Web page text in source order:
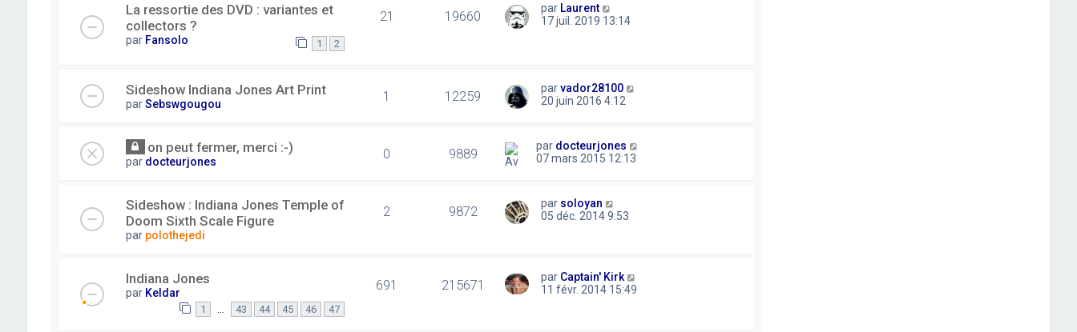
La ressortie des DVD : variantes et
collectors ?
par Fansolo 1 2
21 19660 par Laurent
17 juil. 2019 13:14
Sideshow Indiana Jones Art Print
parSebswgougou 1 12259 parvador28100
20 juin 2016 4:12
on peut fermer, merci :-)
par docteurjones 0 9889 par docteurjones
07 mars 2015 12:13
Sideshow : Indiana Jones Temple of
Doom Sixth Scale Figure
par polothejedi
2 9872 par soloyan
05 déc. 2014 9:53
Indiana Jones
par Keldar
1 43 44 45 46 47
691 215671 par Captain' Kirk
11 févr. 2014 15:49